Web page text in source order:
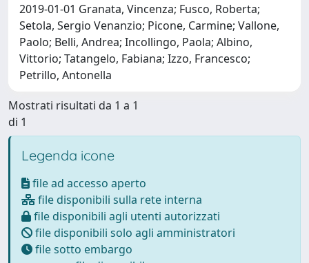
2019-01-01 Granata, Vincenza; Fusco, Roberta;
Setola, Sergio Venanzio; Picone, Carmine; Vallone,
Paolo; Belli, Andrea; Incollingo, Paola; Albino,
Vittorio; Tatangelo, Fabiana; Izzo, Francesco;
Petrillo, Antonella
Mostrati risultati da 1 a 1
di 1
Legenda icone
file ad accesso aperto
file disponibili sulla rete interna
file disponibili agli utenti autorizzati
file disponibili solo agli amministratori
file sotto embargo